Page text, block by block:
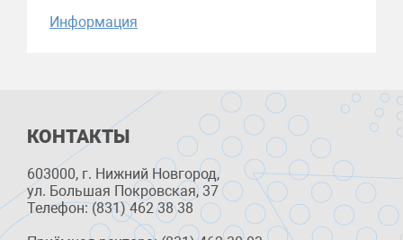
Информация
КОНТАКТЫ
603000, г. Нижний Новгород,
ул. Большая Покровская, 37
Телефон: (831) 462 38 38